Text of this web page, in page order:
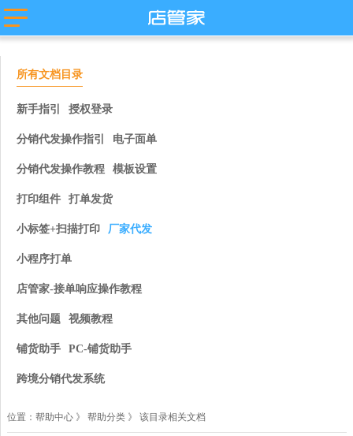
淘宝
抖店-即时零
售
所有文档目录
新手指引 授权登录
分销代发操作指引 电子面单
分销代发操作教程 模板设置
打印组件 打单发货
小标签+扫描打印 厂家代发
小程序打单
店管家-接单响应操作教程
其他问题 视频教程
铺货助手 PC-铺货助手
跨境分销代发系统
位置： 帮助中心 》 帮助分类 》 该目录相关文档